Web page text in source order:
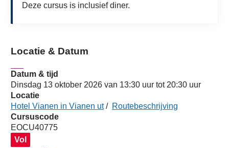
Deze cursus is inclusief diner.
Locatie & Datum
Datum & tijd
Dinsdag 13 oktober 2026 van 13:30 uur tot 20:30 uur
Locatie
Hotel Vianen in Vianen ut/ Routebeschrijving
Cursuscode
EOCU40775
Vol